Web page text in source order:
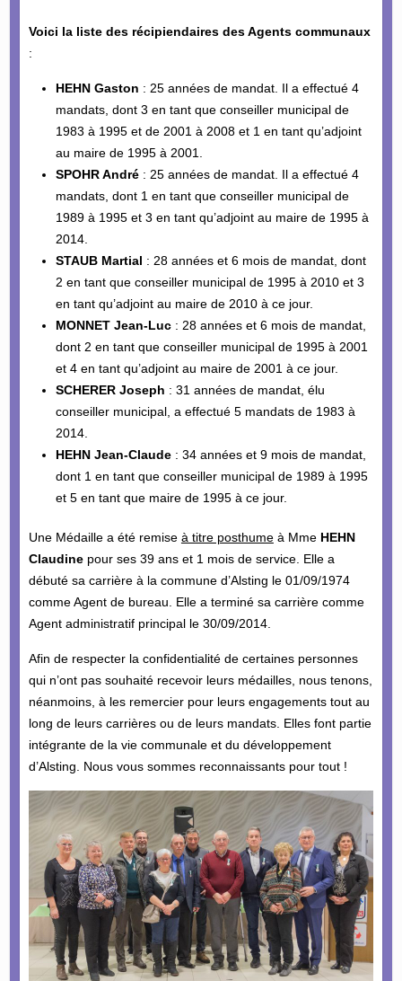
Voici la liste des récipiendaires des Agents communaux
:
HEHN Gaston : 25 années de mandat. Il a effectué 4
mandats, dont 3 en tant que conseiller municipal de
1983 à 1995 et de 2001 à 2008 et 1 en tant qu’adjoint
au maire de 1995 à 2001.
SPOHR André: 25 années de mandat. Il a effectué 4
mandats, dont 1 en tant que conseiller municipal de
1989 à 1995 et 3 en tant qu’adjoint au maire de 1995 à
2014.
STAUB Martial : 28 années et 6 mois de mandat, dont
2 en tant que conseiller municipal de 1995 à 2010 et 3
en tant qu’adjoint au maire de 2010 à ce jour.
MONNET Jean-Luc: 28 années et 6 mois de mandat,
dont 2 en tant que conseiller municipal de 1995 à 2001
et 4 en tant qu’adjoint au maire de 2001 à ce jour.
SCHERER Joseph : 31 années de mandat, élu
conseiller municipal, a effectué 5 mandats de 1983 à
2014.
HEHN Jean-Claude: 34 années et 9 mois de mandat,
dont 1 en tant que conseiller municipal de 1989 à 1995
et 5 en tant que maire de 1995 à ce jour.
Une Médaille a été remise à titre posthumeà Mme HEHN
Claudinepour ses 39 ans et 1 mois de service. Elle a
débuté sa carrière à la commune d’Alsting le 01/09/1974
comme Agent de bureau. Elle a terminé sa carrière comme
Agent administratif principal le 30/09/2014.
Afin de respecter la confidentialité de certaines personnes
qui n’ont pas souhaité recevoir leurs médailles, nous tenons,
néanmoins, à les remercier pour leurs engagements tout au
long de leurs carrières ou de leurs mandats. Elles font partie
intégrante de la vie communale et du développement
d’Alsting. Nous vous sommes reconnaissants pour tout !